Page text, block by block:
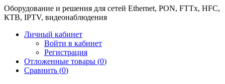
Оборудование и решения для сетей Ethernet, PON, FTTx, HFC,
КТВ, IPTV, видеонаблюдения
Личный кабинет
Войти в кабинет
Регистрация
Отложенные товары (0)
Сравнить (0)